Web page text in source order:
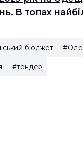
В топах
бюджет
#тендер